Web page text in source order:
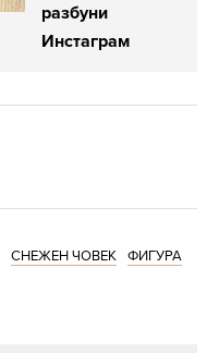
разбуни
Инстаграм
СНЕЖЕН ЧОВЕК
ФИГУРА